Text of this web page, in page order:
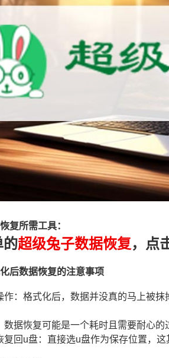
复所需工具：
的超级兔子数据恢复，点
后数据恢复的注意事项
作：格式化后，数据并没真的马上被
数据恢复可能是一个耗时且需要耐心
复回u盘：直接选u盘作为保存位置，